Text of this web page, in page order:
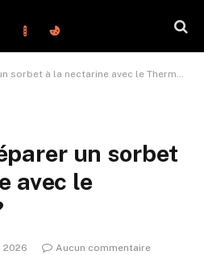
à la nectarine avec le Thermomix ?
un sorbet
avec le
2026
Aucun commentaire